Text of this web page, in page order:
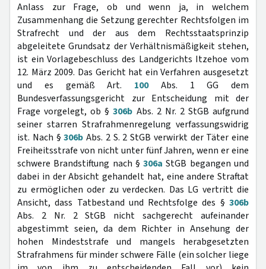
Anlass zur Frage, ob und wenn ja, in welchem
Zusammenhang die Setzung gerechter Rechtsfolgen im
Strafrecht und der aus dem Rechtsstaatsprinzip
abgeleitete Grundsatz der Verhältnismäßigkeit stehen,
ist ein Vorlagebeschluss des Landgerichts Itzehoe vom
12. März 2009. Das Gericht hat ein Verfahren ausgesetzt
und es gemäß Art. 100Abs. 1 GG dem
Bundesverfassungsgericht zur Entscheidung mit der
Frage vorgelegt, ob §306b Abs. 2 Nr. 2 StGB aufgrund
seiner starren Strafrahmenregelung verfassungswidrig
ist. Nach §306b Abs. 2 S. 2 StGB verwirkt der Täter eine
Freiheitsstrafe von nicht unter fünf Jahren, wenn er eine
schwere Brandstiftung nach §306a StGB begangen und
dabei in der Absicht gehandelt hat, eine andere Straftat
zu ermöglichen oder zu verdecken. Das LG vertritt die
Ansicht, dass Tatbestand und Rechtsfolge des § 306b
Abs. 2 Nr. 2 StGB nicht sachgerecht aufeinander
abgestimmt seien, da dem Richter in Ansehung der
hohen Mindeststrafe und mangels herabgesetzten
Strafrahmens für minder schwere Fälle (ein solcher liege